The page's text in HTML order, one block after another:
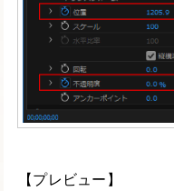
【プレビュー】